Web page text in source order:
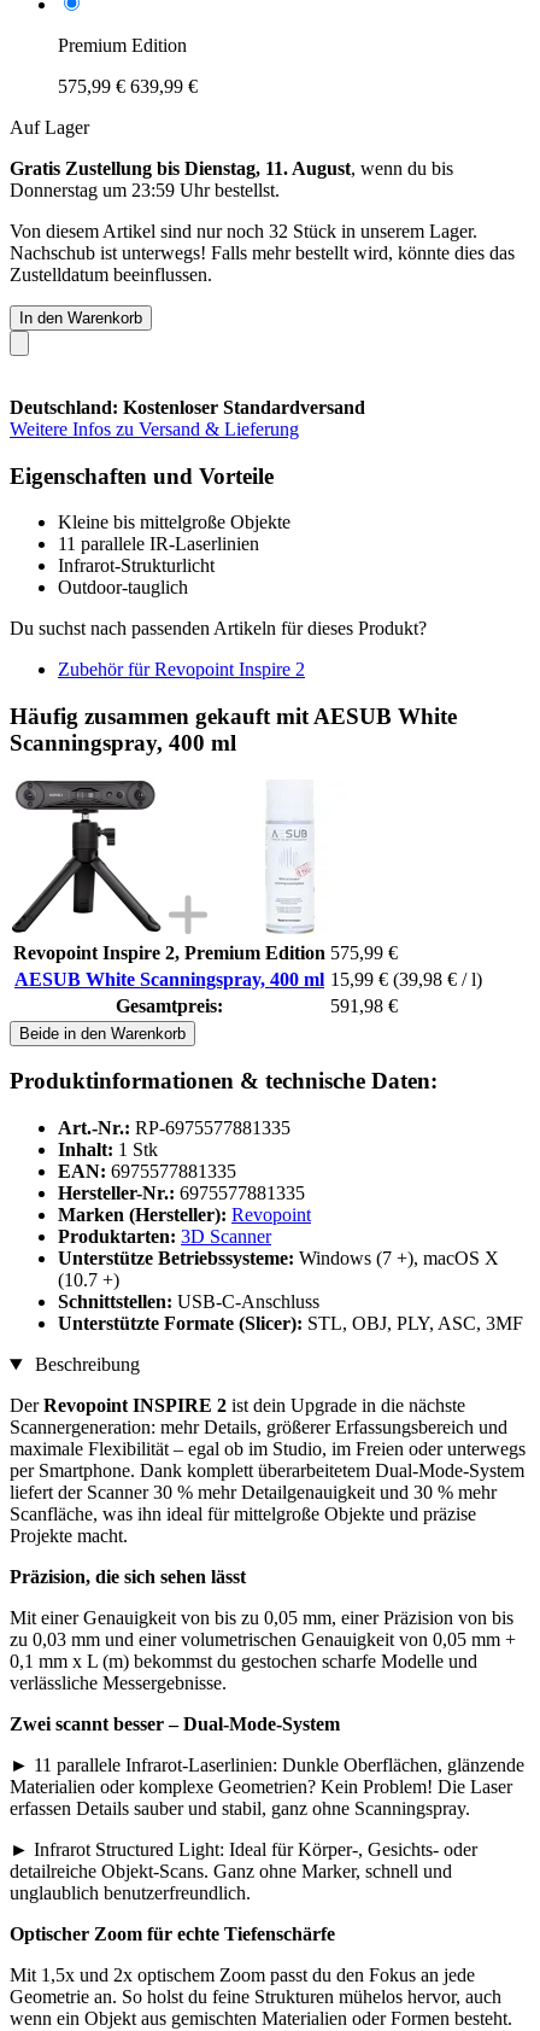
Premium Edition
575,99 € 639,99 €
Auf Lager
Gratis Zustellung bis Dienstag, 11. August, wenn du bis
Donnerstag um 23:59 Uhrbestellst.
Von diesem Artikel sind nur noch 32 Stück in unserem Lager.
Nachschub ist unterwegs! Falls mehr bestellt wird, könnte dies das
Zustelldatum beeinflussen.
In den Warenkorb
Deutschland: Kostenloser Standardversand
Weitere Infos zu Versand & Lieferung
Eigenschaften und Vorteile
Kleine bis mittelgroße Objekte
11 parallele IR-Laserlinien
Infrarot-Strukturlicht
Outdoor-tauglich
Du suchst nach passenden Artikeln für dieses Produkt?
Zubehör für Revopoint Inspire 2
Häufig zusammen gekauft mit AESUB White
Scanningspray, 400 ml
Revopoint Inspire 2, Premium Edition 575,99 €
AESUB White Scanningspray, 400 ml 15,99 € (39,98 € / l)
Gesamtpreis:
591,98 €
Beide in den Warenkorb
Produktinformationen & technische Daten:
Art.-Nr.: RP-6975577881335
Inhalt: 1 Stk
EAN: 6975577881335
Hersteller-Nr.: 6975577881335
Marken (Hersteller): Revopoint
Produktarten: 3D Scanner
Unterstütze Betriebssysteme: Windows (7 +), macOS X
(10.7 +)
Schnittstellen: USB-C-Anschluss
Unterstützte Formate (Slicer): STL, OBJ, PLY, ASC, 3MF
Beschreibung
DerRevopoint INSPIRE 2 ist dein Upgrade in die nächste
Scannergeneration: mehr Details, größerer Erfassungsbereich und
maximale Flexibilität – egal ob im Studio, im Freien oder unterwegs
per Smartphone. Dank komplett überarbeitetem Dual-Mode-System
liefert der Scanner 30 % mehr Detailgenauigkeit und 30 % mehr
Scanfläche, was ihn ideal für mittelgroße Objekte und präzise
Projekte macht.
Präzision, die sich sehen lässt
Mit einer Genauigkeit von bis zu 0,05 mm, einer Präzision von bis
zu 0,03 mm und einer volumetrischen Genauigkeit von 0,05 mm +
0,1 mm x L (m) bekommst du gestochen scharfe Modelle und
verlässliche Messergebnisse.
Zwei scannt besser – Dual-Mode-System
► 11 parallele Infrarot-Laserlinien: Dunkle Oberflächen, glänzende
Materialien oder komplexe Geometrien? Kein Problem! Die Laser
erfassen Details sauber und stabil, ganz ohne Scanningspray.
► Infrarot Structured Light: Ideal für Körper-, Gesichts- oder
detailreiche Objekt-Scans. Ganz ohne Marker, schnell und
unglaublich benutzerfreundlich.
Optischer Zoom für echte Tiefenschärfe
Mit 1,5x und 2x optischem Zoom passt du den Fokus an jede
Geometrie an. So holst du feine Strukturen mühelos hervor, auch
wenn ein Objekt aus gemischten Materialien oder Formen besteht.